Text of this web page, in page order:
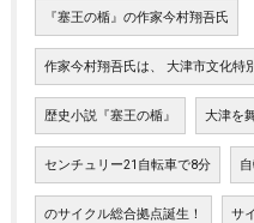
『塞王の楯』の作家今村翔吾氏
作家今村翔吾氏は、 大津市文化特
歴史小説『塞王の楯』 大津を
センチュリー21自転車で8分
のサイクル総合拠点誕生！ サ